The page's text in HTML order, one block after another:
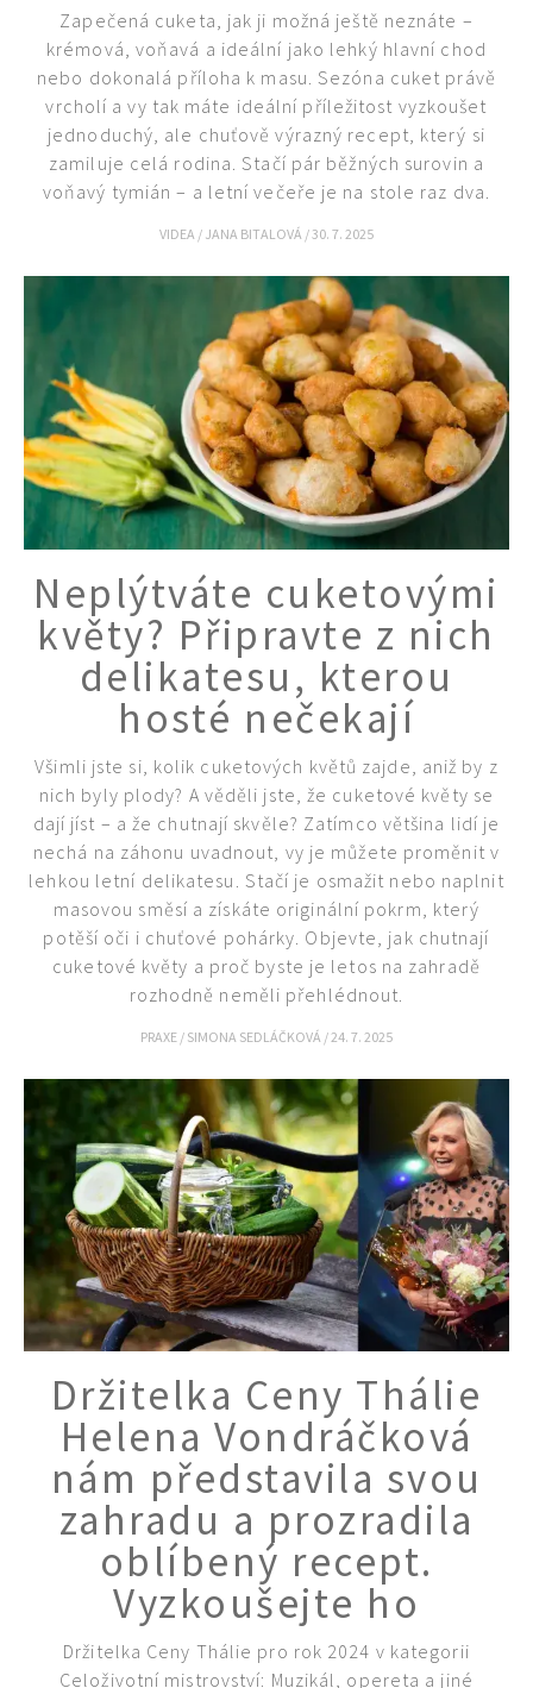
Naše krásná zahrada
Zapečená cuketa, jak ji možná ještě neznáte –
krémová, voňavá a ideální jako lehký hlavní chod
nebo dokonalá příloha k masu. Sezóna cuket právě
vrcholí a vy tak máte ideální příležitost vyzkoušet
jednoduchý, ale chuťově výrazný recept, který si
zamiluje celá rodina. Stačí pár běžných surovin a
voňavý tymián – a letní večeře je na stole raz dva.
VIDEA / JANA BITALOVÁ /30. 7. 2025
Neplýtváte cuketovými
květy? Připravte z nich
delikatesu, kterou
hosté nečekají
Všimli jste si, kolik cuketových květů zajde, aniž by z
nich byly plody? A věděli jste, že cuketové květy se
dají jíst – a že chutnají skvěle? Zatímco většina lidí je
nechá na záhonu uvadnout, vy je můžete proměnit v
lehkou letní delikatesu. Stačí je osmažit nebo naplnit
masovou směsí a získáte originální pokrm, který
potěší oči i chuťové pohárky. Objevte, jak chutnají
cuketové květy a proč byste je letos na zahradě
rozhodně neměli přehlédnout.
PRAXE / SIMONA SEDLÁČKOVÁ / 24. 7. 2025
Držitelka Ceny Thálie
Helena Vondráčková
nám představila svou
zahradu a prozradila
oblíbený recept.
Vyzkoušejte ho
Držitelka Ceny Thálie pro rok 2024 v kategorii
Celoživotní mistrovství: Muzikál, opereta a jiné